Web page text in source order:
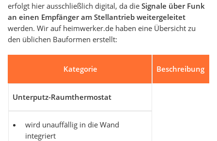
erfolgt hier ausschließlich digital, da die Signale über Funk
an einen Empfänger am Stellantrieb weitergeleitet
werden. Wir auf heimwerker.de haben eine Übersicht zu
den üblichen Bauformen erstellt:
Kategorie Beschreibung
Unterputz-Raumthermostat
wird unauffällig in die Wand
integriert